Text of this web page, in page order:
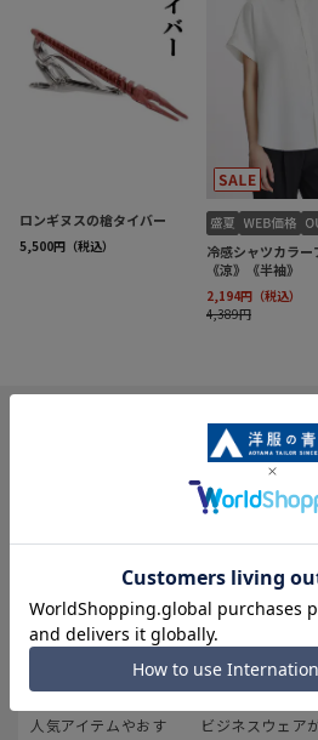
INFORMATION
最新のお買い得情報
人気アイテムやおす
スーツスクエ
ビジネスウェア